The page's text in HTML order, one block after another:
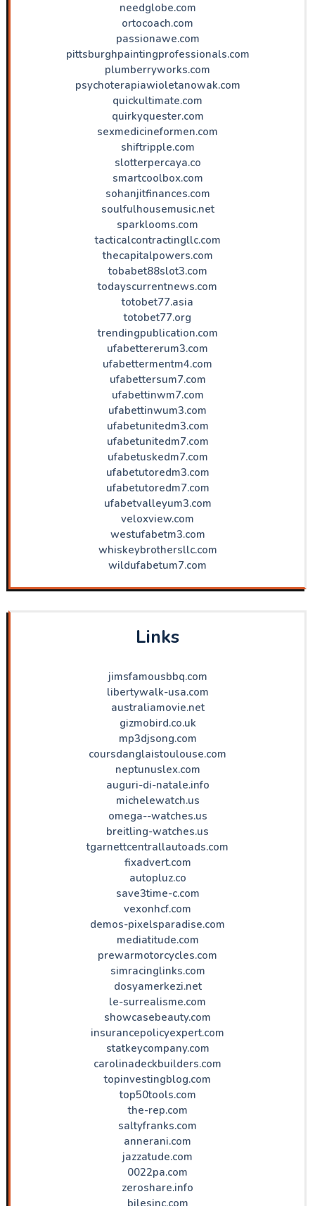
needglobe.com
ortocoach.com
passionawe.com
pittsburghpaintingprofessionals.com
plumberryworks.com
psychoterapiawioletanowak.com
quickultimate.com
quirkyquester.com
sexmedicineformen.com
shiftripple.com
slotterpercaya.co
smartcoolbox.com
sohanjitfinances.com
soulfulhousemusic.net
sparklooms.com
tacticalcontractingllc.com
thecapitalpowers.com
tobabet88slot3.com
todayscurrentnews.com
totobet77.asia
totobet77.org
trendingpublication.com
ufabettererum3.com
ufabettermentm4.com
ufabettersum7.com
ufabettinwm7.com
ufabettinwum3.com
ufabetunitedm3.com
ufabetunitedm7.com
ufabetuskedm7.com
ufabetutoredm3.com
ufabetutoredm7.com
ufabetvalleyum3.com
veloxview.com
westufabetm3.com
whiskeybrothersllc.com
wildufabetum7.com
Links
jimsfamousbbq.com
libertywalk-usa.com
australiamovie.net
gizmobird.co.uk
mp3djsong.com
coursdanglaistoulouse.com
neptunuslex.com
auguri-di-natale.info
michelewatch.us
omega--watches.us
breitling-watches.us
tgarnettcentrallautoads.com
fixadvert.com
autopluz.co
save3time-c.com
vexonhcf.com
demos-pixelsparadise.com
mediatitude.com
prewarmotorcycles.com
simracinglinks.com
dosyamerkezi.net
le-surrealisme.com
showcasebeauty.com
insurancepolicyexpert.com
statkeycompany.com
carolinadeckbuilders.com
topinvestingblog.com
top50tools.com
the-rep.com
saltyfranks.com
annerani.com
jazzatude.com
0022pa.com
zeroshare.info
bilesinc.com